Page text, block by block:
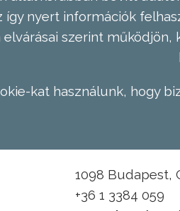
így nyert információk
szerint
kat használunk, hogy
1098 Budapest,
+36 1 3384 059